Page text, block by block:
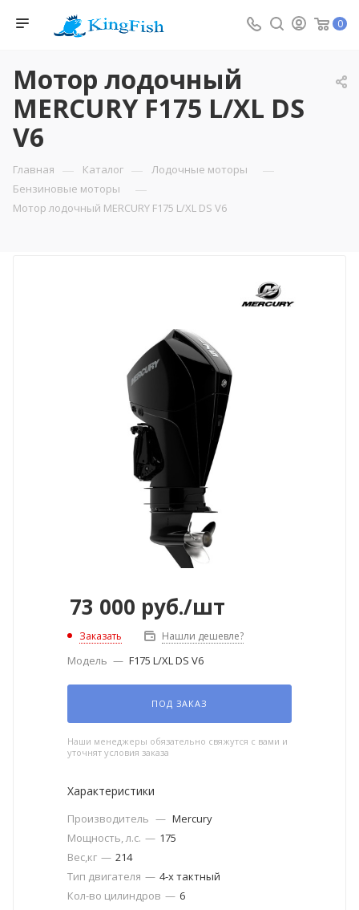
0
Мотор лодочный
MERCURY F175 L/XL DS
V6
Главная — Каталог — Лодочные моторы —
Бензиновые моторы —
Мотор лодочный MERCURY F175 L/XL DS V6
73 000 руб./шт
Заказать Нашли дешевле?
Модель — F175 L/XL DS V6
ПОД ЗАКАЗ
Наши менеджеры обязательно свяжутся с вами и
уточнят условия заказа
Характеристики
Производитель — Mercury
Мощность, л.с. — 175
Вес,кг — 214
Тип двигателя — 4-х тактный
Кол-во цилиндров — 6